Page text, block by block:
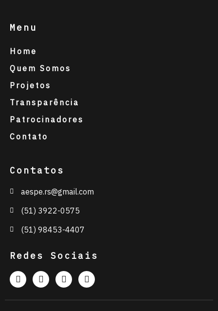
Menu
Home
Quem Somos
Projetos
Transparência
Patrocinadores
Contato
Contatos
aespe.rs@gmail.com
(51) 3922-0575
(51) 98453-4407
Redes Sociais
I
n
t
F
a
e
Y
o
t
L
i
k